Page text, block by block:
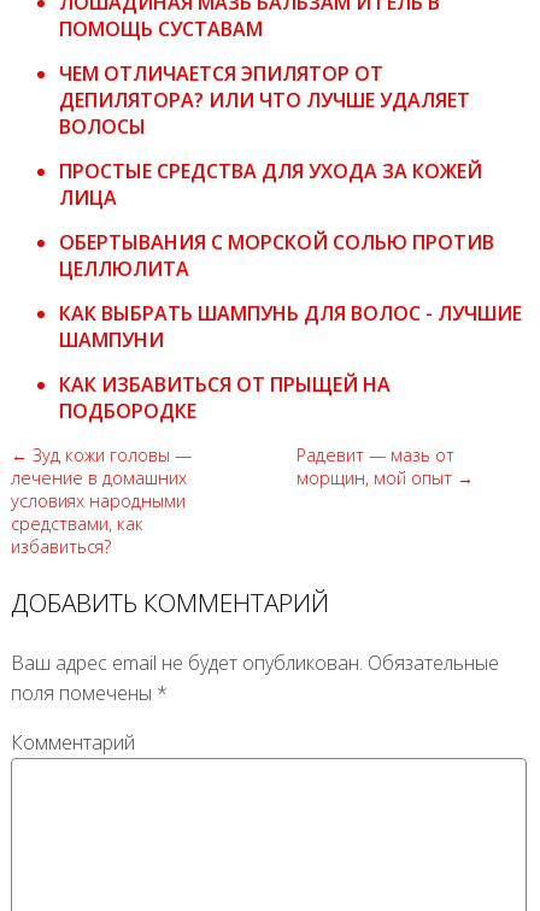
ПОМОЩЬ СУСТАВАМ
ЧЕМ ОТЛИЧАЕТСЯ ЭПИЛЯТОР ОТ
ДЕПИЛЯТОРА? ИЛИ ЧТО ЛУЧШЕ УДАЛЯЕТ
ВОЛОСЫ
ПРОСТЫЕ СРЕДСТВА ДЛЯ УХОДА ЗА КОЖЕЙ
ЛИЦА
ОБЕРТЫВАНИЯ С МОРСКОЙ СОЛЬЮ ПРОТИВ
ЦЕЛЛЮЛИТА
КАК ВЫБРАТЬ ШАМПУНЬ ДЛЯ ВОЛОС - ЛУЧШИЕ
ШАМПУНИ
КАК ИЗБАВИТЬСЯ ОТ ПРЫЩЕЙ НА
ПОДБОРОДКЕ
← Зуд кожи головы —
лечение в домашних
условиях народными
средствами, как
избавиться?
Радевит — мазь от
морщин, мой опыт →
ДОБАВИТЬ КОММЕНТАРИЙ
Ваш адрес email не будет опубликован. Обязательные
поля помечены *
Комментарий